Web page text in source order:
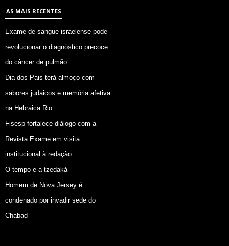
AS MAIS RECENTES
Exame de sangue israelense pode
revolucionar o diagnóstico precoce
do câncer de pulmão
Dia dos Pais terá almoço com
sabores judaicos e memória afetiva
na Hebraica Rio
Fisesp fortalece diálogo com a
Revista Exame em visita
institucional à redação
O tempo e a tzedaká
Homem de Nova Jersey é
condenado por invadir sede do
Chabad